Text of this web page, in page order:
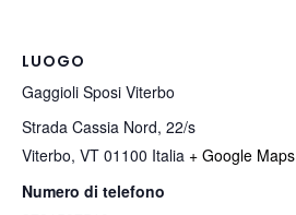
LUOGO
Gaggioli Sposi Viterbo
Strada Cassia Nord, 22/s
Viterbo, VT 01100 Italia + Google Maps
Numero di telefono